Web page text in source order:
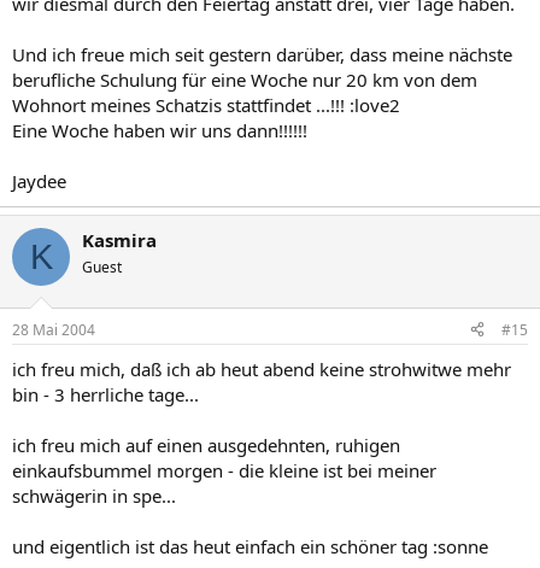
Und ich freue mich seit gestern darüber, dass meine nächste
berufliche Schulung für eine Woche nur 20 km von dem
Wohnort meines Schatzis stattfindet ...!!! :love2
Eine Woche haben wir uns dann!!!!!!
Jaydee
K Kasmira
Guest
28 Mai 2004 #15
ich freu mich, daß ich ab heut abend keine strohwitwe mehr
bin - 3 herrliche tage...
ich freu mich auf einen ausgedehnten, ruhigen
einkaufsbummel morgen - die kleine ist bei meiner
schwägerin in spe...
und eigentlich ist das heut einfach ein schöner tag :sonne